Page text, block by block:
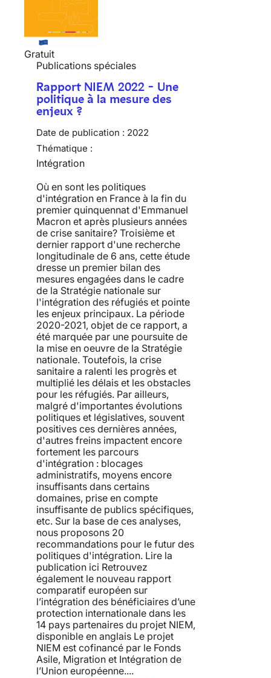
Gratuit
Publications spéciales
Rapport NIEM 2022 - Une
politique à la mesure des
enjeux ?
Date de publication : 2022
Thématique :
Intégration
Où en sont les politiques
d'intégration en France à la fin du
premier quinquennat d'Emmanuel
Macron et après plusieurs années
de crise sanitaire? Troisième et
dernier rapport d'une recherche
longitudinale de 6 ans, cette étude
dresse un premier bilan des
mesures engagées dans le cadre
de la Stratégie nationale sur
l'intégration des réfugiés et pointe
les enjeux principaux. La période
2020-2021, objet de ce rapport, a
été marquée par une poursuite de
la mise en oeuvre de la Stratégie
nationale. Toutefois, la crise
sanitaire a ralenti les progrès et
multiplié les délais et les obstacles
pour les réfugiés. Par ailleurs,
malgré d'importantes évolutions
politiques et législatives, souvent
positives ces dernières années,
d'autres freins impactent encore
fortement les parcours
d'intégration : blocages
administratifs, moyens encore
insuffisants dans certains
domaines, prise en compte
insuffisante de publics spécifiques,
etc. Sur la base de ces analyses,
nous proposons 20
recommandations pour le futur des
politiques d'intégration. Lire la
publication ici Retrouvez
également le nouveau rapport
comparatif européen sur
l’intégration des bénéficiaires d’une
protection internationale dans les
14 pays partenaires du projet NIEM,
disponible en anglais Le projet
NIEM est cofinancé par le Fonds
Asile, Migration et Intégration de
l’Union européenne....